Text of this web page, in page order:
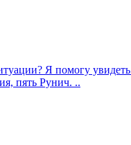
Я помогу
пять Рунич. ..